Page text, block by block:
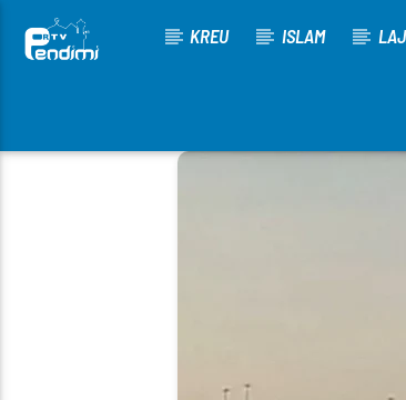
KREU ISLAM
[There are no radio stations in the database]